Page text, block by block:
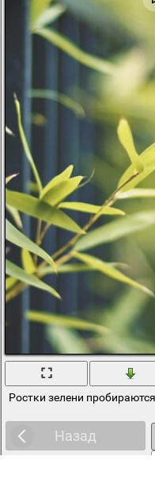
Ростки зелени
Назад